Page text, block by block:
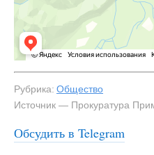
Рубрика: Общество
Источник — Прокуратура
Обсудить в Telegram
#1